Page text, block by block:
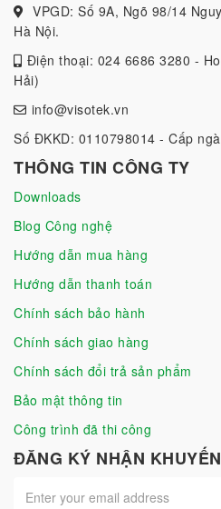
VPGD: Số 9A, Ngõ 98/14
Hà Nội.
Điện thoại: 024 6686 3280 -
Hải)
info@visotek.vn
Số ĐKKD: 0110798014 - Cấp
THÔNG TIN CÔNG TY
Downloads
Blog Công nghệ
Hướng dẫn mua hàng
Hướng dẫn thanh toán
Chính sách bảo hành
Chính sách giao hàng
Chính sách đổi trả sản phẩm
Bảo mật thông tin
Công trình đã thi công
ĐĂNG KÝ NHẬN